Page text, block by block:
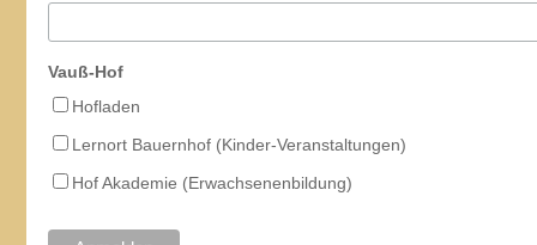
Vauß-Hof
Hofladen
Lernort Bauernhof (Kinder-Veranstaltungen)
Hof Akademie (Erwachsenenbildung)